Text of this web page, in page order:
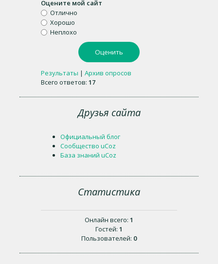
Оцените мой сайт
Отлично
Хорошо
Неплохо
Результаты | Архив опросов
Всего ответов: 17
Друзья сайта
Официальный блог
Сообщество uCoz
База знаний uCoz
Статистика
Онлайн всего: 1
Гостей: 1
Пользователей: 0